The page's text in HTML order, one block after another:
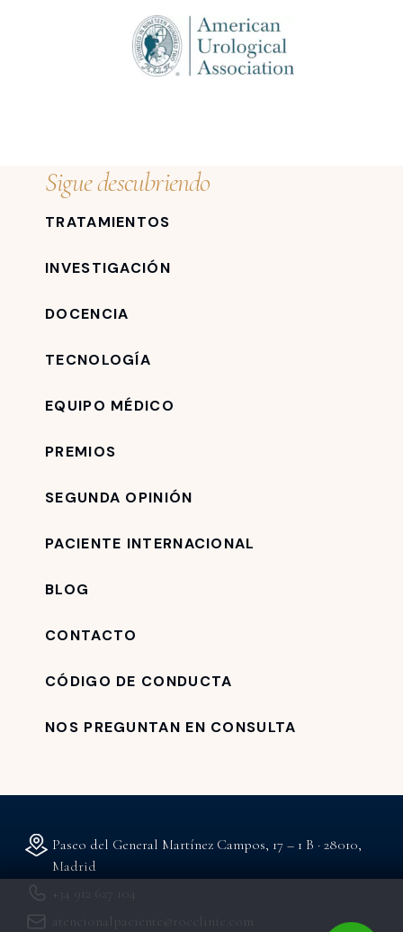
Sigue descubriendo
TRATAMIENTOS
INVESTIGACIÓN
DOCENCIA
TECNOLOGÍA
EQUIPO MÉDICO
PREMIOS
SEGUNDA OPINIÓN
PACIENTE INTERNACIONAL
BLOG
CONTACTO
CÓDIGO DE CONDUCTA
NOS PREGUNTAN EN CONSULTA
Paseo del General Martínez Campos, 17 – 1 B · 28010,
Madrid
+34 912 627 104
atencionalpaciente@rocclinic.com